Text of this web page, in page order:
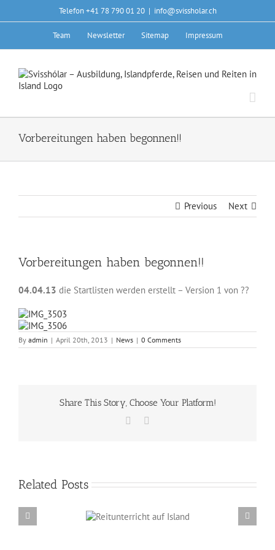
Telefon +41 78 790 01 20 | info@svissholar.ch
Team Newsletter Sitemap Impressum
Vorbereitungen haben begonnen!!
Previous Next
Vorbereitungen haben begonnen!!
04.04.13 die Startlisten werden erstellt – Version 1 von ??
By admin | April 20th, 2013 | News | 0 Comments
Share This Story, Choose Your Platform!
Facebook
Related Posts
auf
Erzählabende mit Eve Barmettler und Ewald